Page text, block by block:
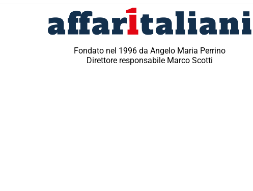
Fondato nel 1996 da Angelo Maria Perrino
Direttore responsabile Marco Scotti